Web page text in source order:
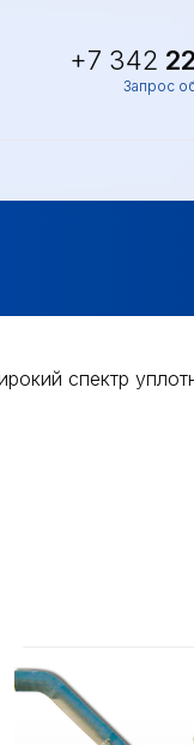
+7 342
Запрос
спектр